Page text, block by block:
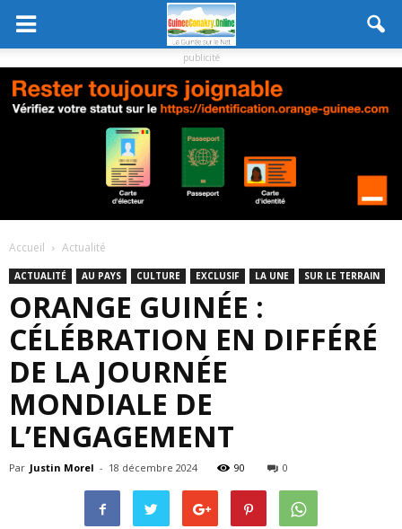
publicité
Accueil Actualité
ACTUALITÉ AU PAYS CULTURE EXCLUSIF LA UNE SUR LE TERRAIN
ORANGE GUINÉE :
CÉLÉBRATION EN DIFFÉRÉ
DE LA JOURNÉE
MONDIALE DE
L’ENGAGEMENT
Par Justin Morel - 18 décembre 2024 90 0